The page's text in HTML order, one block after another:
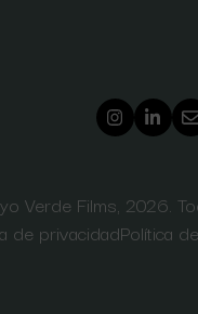
Verde Films, 2026.
de privacidadPolítica